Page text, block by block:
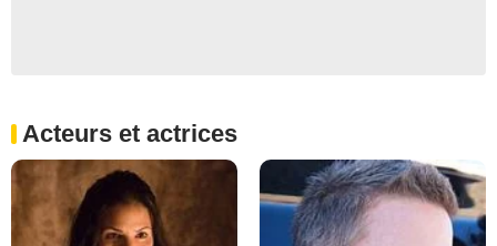
Acteurs et actrices